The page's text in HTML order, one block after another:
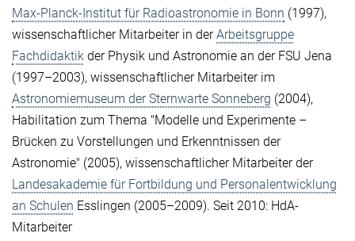
Max-Planck-Institut für Radioastronomie in Bonn (1997),
wissenschaftlicher Mitarbeiter in derArbeitsgruppe
Fachdidaktik der Physik und Astronomie an der FSU Jena
(1997–2003), wissenschaftlicher Mitarbeiter im
Astronomiemuseum der Sternwarte Sonneberg (2004),
Habilitation zum Thema "Modelle und Experimente –
Brücken zu Vorstellungen und Erkenntnissen der
Astronomie" (2005), wissenschaftlicher Mitarbeiter der
Landesakademie für Fortbildung und Personalentwicklung
an Schulen Esslingen (2005–2009). Seit 2010: HdA-
Mitarbeiter